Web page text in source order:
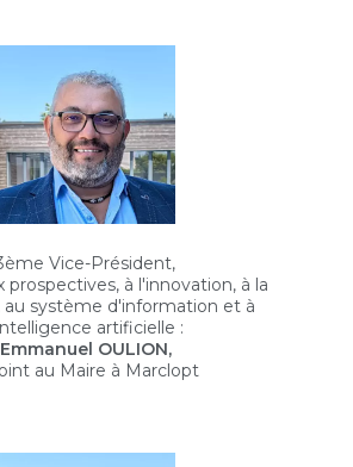
Vice-Président,
prospectives, à l'innovation, à la
au système d'information et à
artificielle :
Emmanuel OULION,
au Maire à Marclopt